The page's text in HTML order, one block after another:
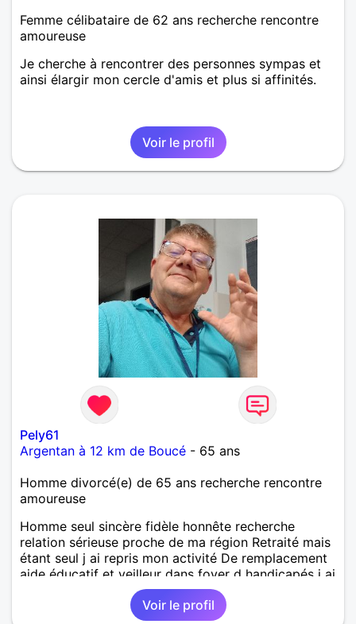
Femme célibataire de 62 ans recherche rencontre
amoureuse
Je cherche à rencontrer des personnes sympas et
ainsi élargir mon cercle d'amis et plus si affinités.
Voir le profil
Pely61
Argentan à 12 km de Boucé - 65 ans
Homme divorcé(e) de 65 ans recherche rencontre
amoureuse
Homme seul sincère fidèle honnête recherche
relation sérieuse proche de ma région Retraité mais
étant seul j ai repris mon activité De remplacement
aide éducatif et veilleur dans foyer d handicapés j ai
rien à caché alors si des questions n'hésiter pas
Voir le profil